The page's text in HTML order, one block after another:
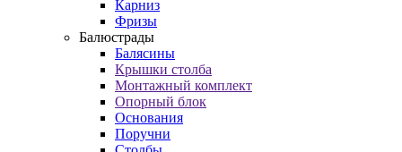
Карниз
Фризы
Балюстрады
Балясины
Крышки столба
Монтажный комплект
Опорный блок
Основания
Поручни